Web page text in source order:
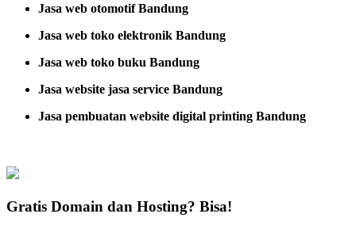
Jasa web otomotif Bandung
Jasa web toko elektronik Bandung
Jasa web toko buku Bandung
Jasa website jasa service Bandung
Jasa pembuatan website digital printing Bandung
Gratis Domain dan Hosting? Bisa!